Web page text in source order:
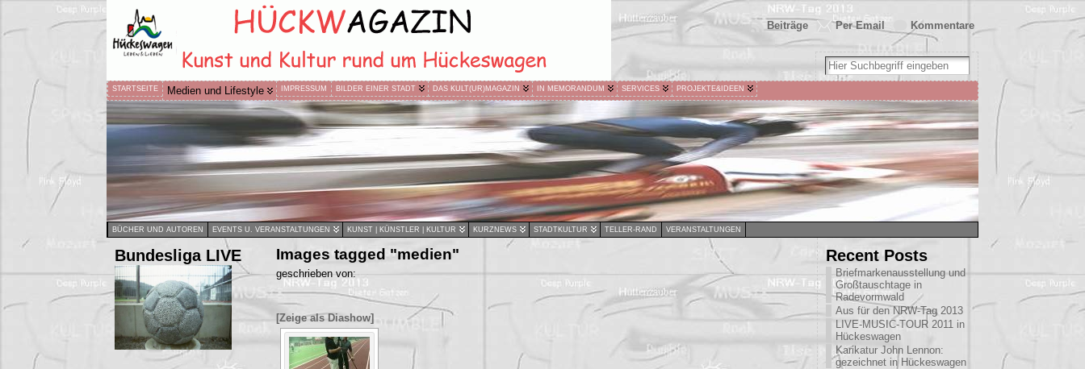
Kommentare
Per Email
Beiträge
STARTSEITE Medien und Lifestyle IMPRESSUM BILDER EINER STADT DAS KULT(UR)MAGAZIN IN MEMORANDUM SERVICES PROJEKTE&IDEEN
BÜCHER UND AUTOREN EVENTS U. VERANSTALTUNGEN KUNST | KÜNSTLER | KULTUR KURZNEWS STADTKULTUR TELLER-RAND VERANSTALTUNGEN
Bundesliga LIVE Images tagged "medien"
geschrieben von:
[Zeige als Diashow]
Recent Posts
Briefmarkenausstellung und
Großtauschtage in
Radevormwald
Aus für den NRW-Tag 2013
LIVE-MUSIC-TOUR 2011 in
Hückeswagen
Karikatur John Lennon:
gezeichnet in Hückeswagen